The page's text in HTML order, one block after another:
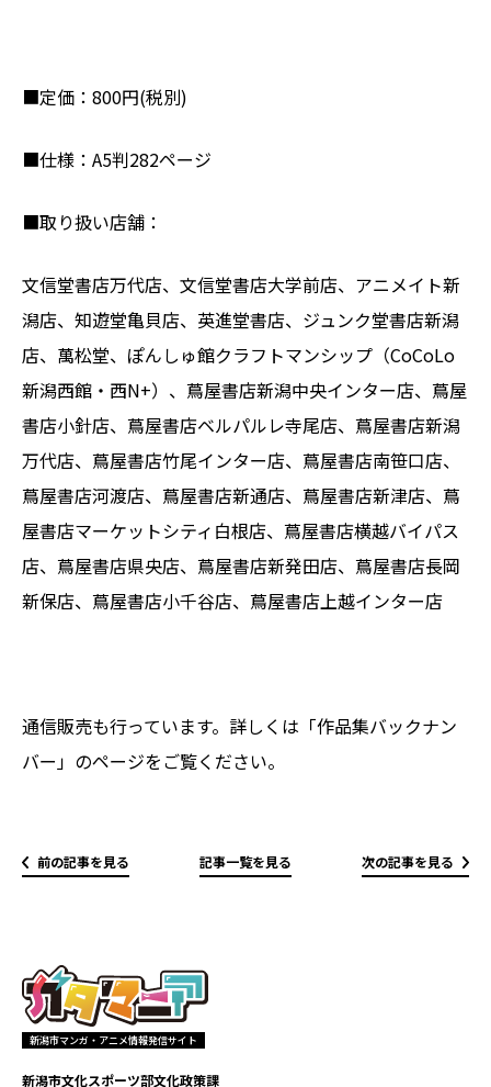
■定価：800円(税別)
■仕様：A5判282ページ
■取り扱い店舗：
文信堂書店万代店、文信堂書店大学前店、アニメイト新
潟店、知遊堂亀貝店、英進堂書店、ジュンク堂書店新潟
店、萬松堂、ぽんしゅ館クラフトマンシップ（CoCoLo
新潟西館・西N+）、蔦屋書店新潟中央インター店、蔦屋
書店小針店、蔦屋書店ベルパルレ寺尾店、蔦屋書店新潟
万代店、蔦屋書店竹尾インター店、蔦屋書店南笹口店、
蔦屋書店河渡店、蔦屋書店新通店、蔦屋書店新津店、蔦
屋書店マーケットシティ白根店、蔦屋書店横越バイパス
店、蔦屋書店県央店、蔦屋書店新発田店、蔦屋書店長岡
新保店、蔦屋書店小千谷店、蔦屋書店上越インター店
通信販売も行っています。詳しくは「作品集バックナン
バー」のページをご覧ください。
前の記事を見る 記事一覧を見る 次の記事を見る
新潟市マンガ・アニメ情報発信サイト
新潟市文化スポーツ部文化政策課